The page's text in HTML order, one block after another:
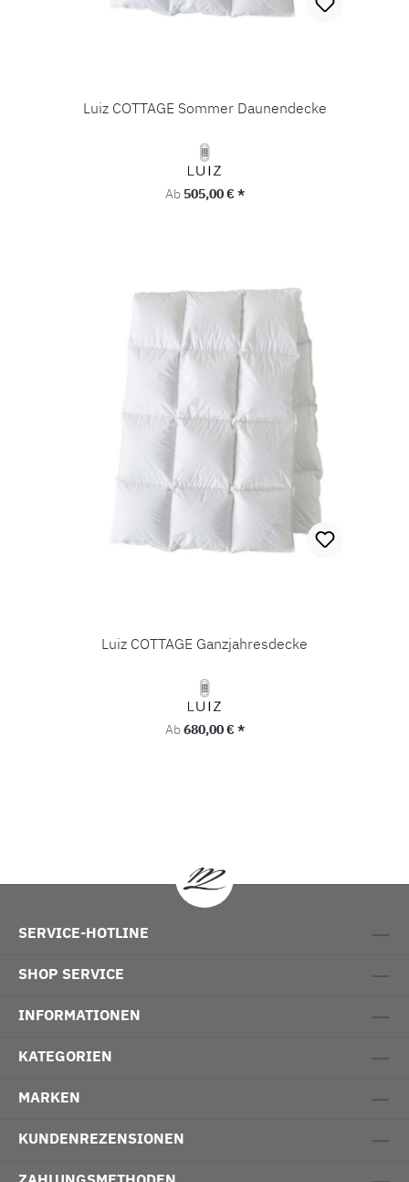
Luiz COTTAGE Sommer Daunendecke
Regulärer Preis:
Ab 505,00 € *
Luiz COTTAGE Ganzjahresdecke
Regulärer Preis:
Ab680,00 € *
SERVICE-HOTLINE
SHOP SERVICE
INFORMATIONEN
KATEGORIEN
MARKEN
KUNDENREZENSIONEN